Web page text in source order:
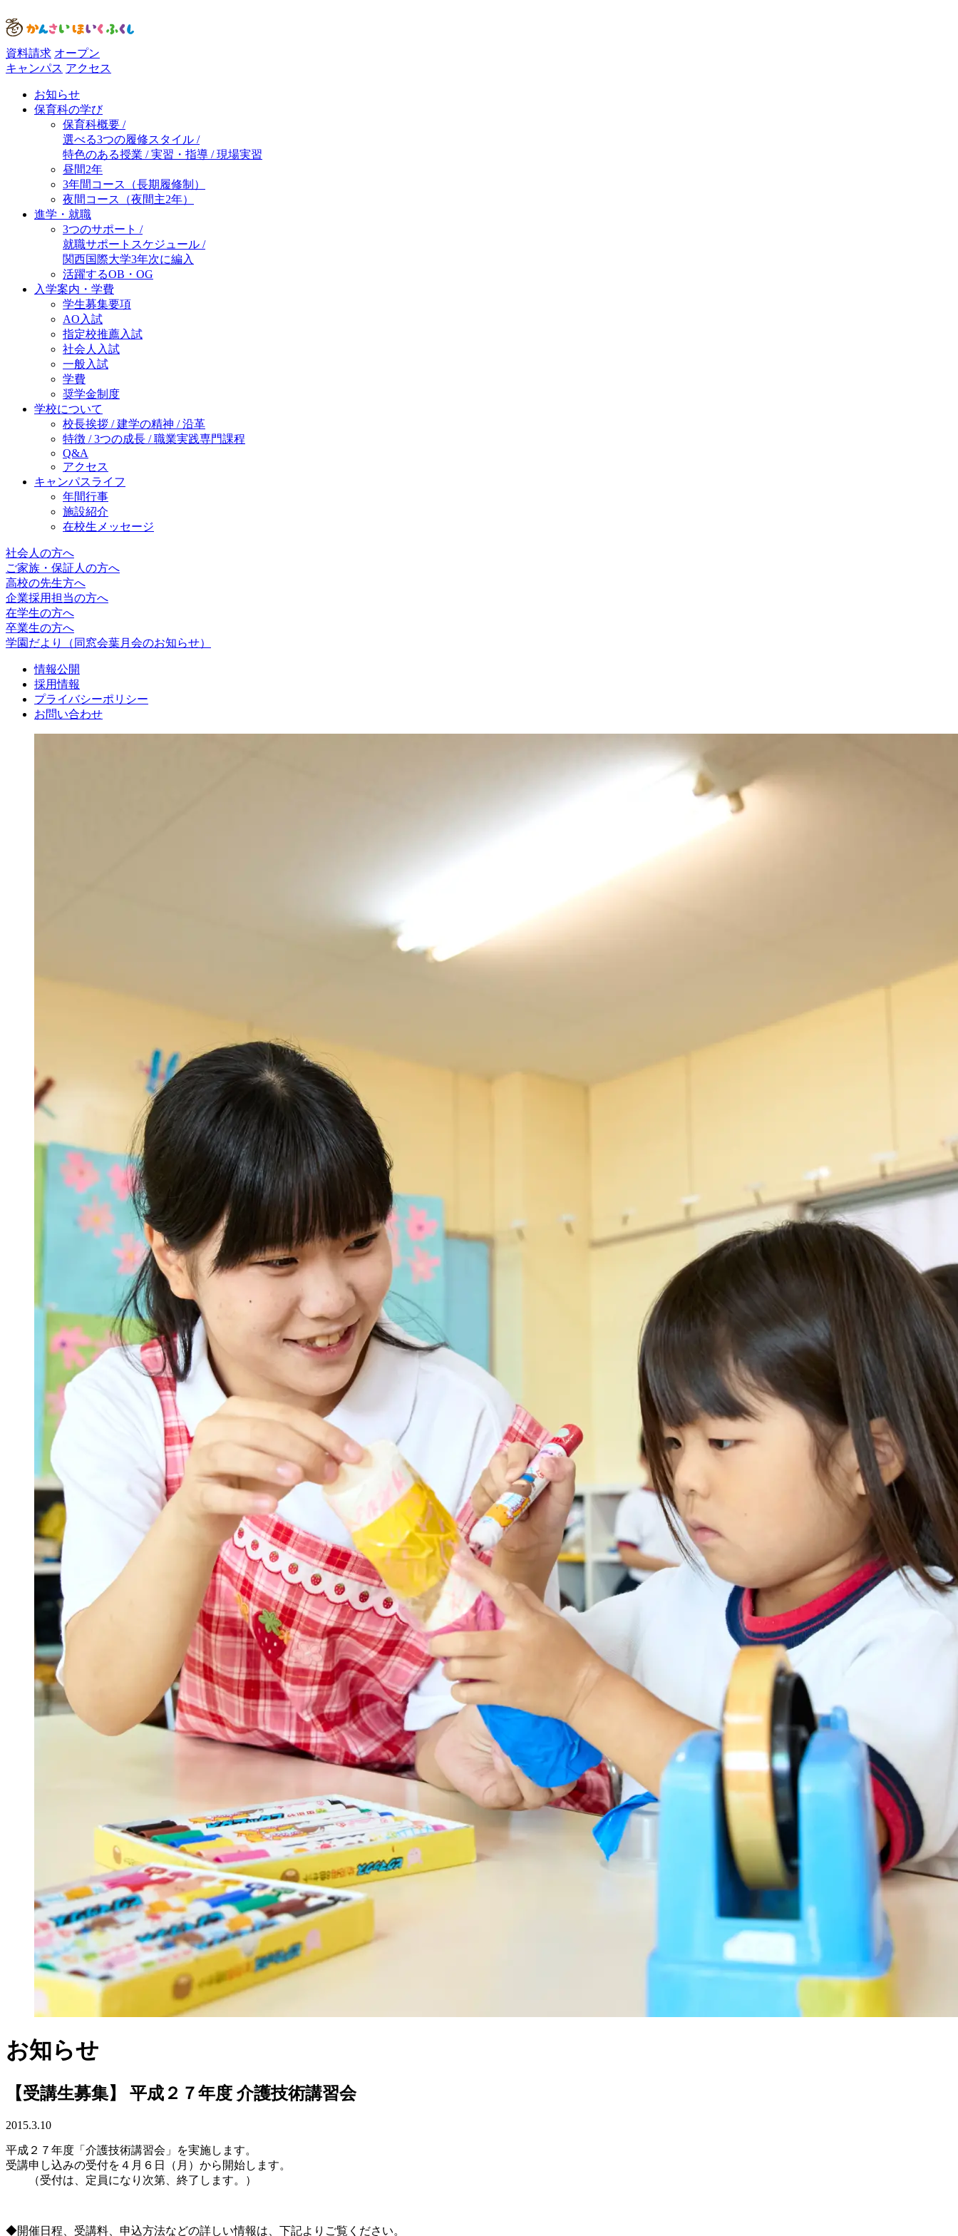
資料請求 オープン
キャンパス アクセス
お知らせ
保育科の学び
保育科概要 /
選べる3つの履修スタイル /
特色のある授業 / 実習・指導 / 現場実習
昼間2年
3年間コース（長期履修制）
夜間コース（夜間主2年）
進学・就職
3つのサポート /
就職サポートスケジュール /
関西国際大学3年次に編入
活躍するOB・OG
入学案内・学費
学生募集要項
AO入試
指定校推薦入試
社会人入試
一般入試
学費
奨学金制度
学校について
校長挨拶 / 建学の精神 / 沿革
特徴 / 3つの成長 / 職業実践専門課程
Q&A
アクセス
キャンパスライフ
年間行事
施設紹介
在校生メッセージ
社会人の方へ
ご家族・保証人の方へ
高校の先生方へ
企業採用担当の方へ
在学生の方へ
卒業生の方へ
学園だより
（同窓会葉月会のお知らせ）
情報公開
採用情報
プライバシーポリシー
お問い合わせ
お知らせ
【受講生募集】 平成２７年度 介護技術講習会
2015.3.10
平成２７年度「介護技術講習会」を実施します。
受講申し込みの受付を４月６日（月）から開始します。
（受付は、定員になり次第、終了します。）
◆開催日程、受講料、申込方法などの詳しい情報は、下記よりご覧ください。